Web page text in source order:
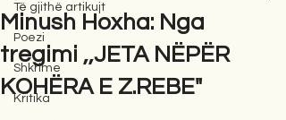
Të gjithë artikujt
Poezi
Shkrime
Kritika
Minush Hoxha: Nga
tregimi ,,JETA NËPËR
KOHËRA E Z.REBE"